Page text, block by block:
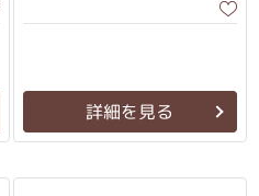
詳細を見る